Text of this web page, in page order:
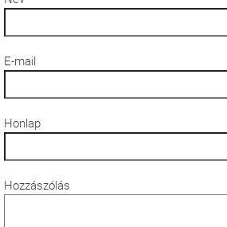
E-mail
Honlap
Hozzászólás